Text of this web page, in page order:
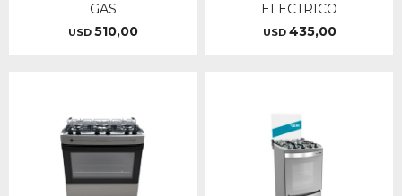
GAS
USD 510,00
ELECTRICO
USD 435,00